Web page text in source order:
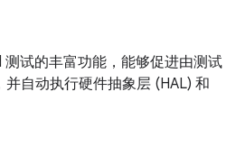
测试的丰富功能，能够促进由测试
自动执行硬件抽象层 (HAL) 和